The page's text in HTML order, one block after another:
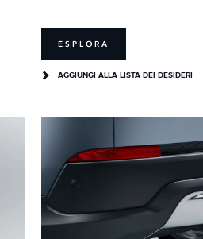
ESPLORA
AGGIUNGI ALLA LISTA DEI DESIDERI